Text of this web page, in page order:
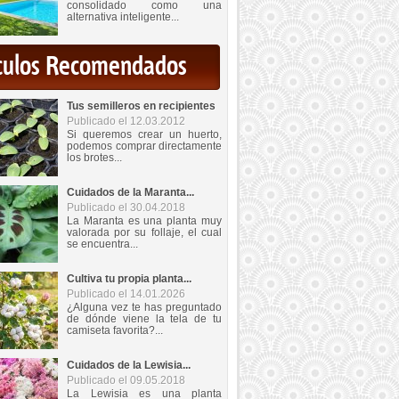
consolidado como una
alternativa inteligente...
Recomendados
Tus semilleros en recipientes
Publicado el 12.03.2012
Si queremos crear un huerto,
podemos comprar directamente
los brotes...
Cuidados de la Maranta...
Publicado el 30.04.2018
La Maranta es una planta muy
valorada por su follaje, el cual
se encuentra...
Cultiva tu propia planta...
Publicado el 14.01.2026
¿Alguna vez te has preguntado
de dónde viene la tela de tu
camiseta favorita?...
Cuidados de la Lewisia...
Publicado el 09.05.2018
La Lewisia es una planta